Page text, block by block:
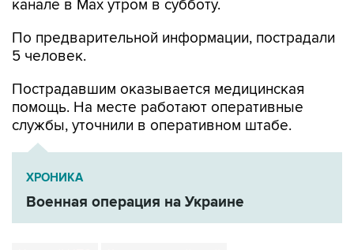
канале в Max утром в субботу.
По предварительной информации, пострадали
5 человек.
Пострадавшим оказывается медицинская
помощь. На месте работают оперативные
службы, уточнили в оперативном штабе.
ХРОНИКА
Военная операция на Украине